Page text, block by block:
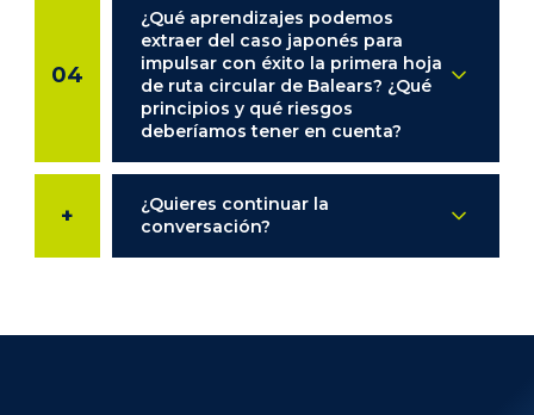
04
¿Qué aprendizajes podemos
extraer del caso japonés para
impulsar con éxito la primera hoja
de ruta circular de Balears? ¿Qué
principios y qué riesgos
deberíamos tener en cuenta?
+
¿Quieres continuar la
conversación?